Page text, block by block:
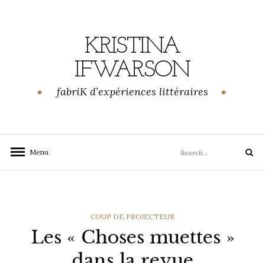
KRISTINA
IFWARSON
fabriK d’expériences littéraires
Menu
for:
Search
CATEGORIES
COUP DE PROJECTEUR
Les « Choses muettes »